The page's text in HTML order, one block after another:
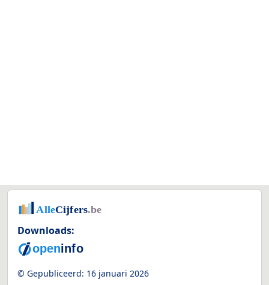
Downloads:
© Gepubliceerd: 16 januari 2026